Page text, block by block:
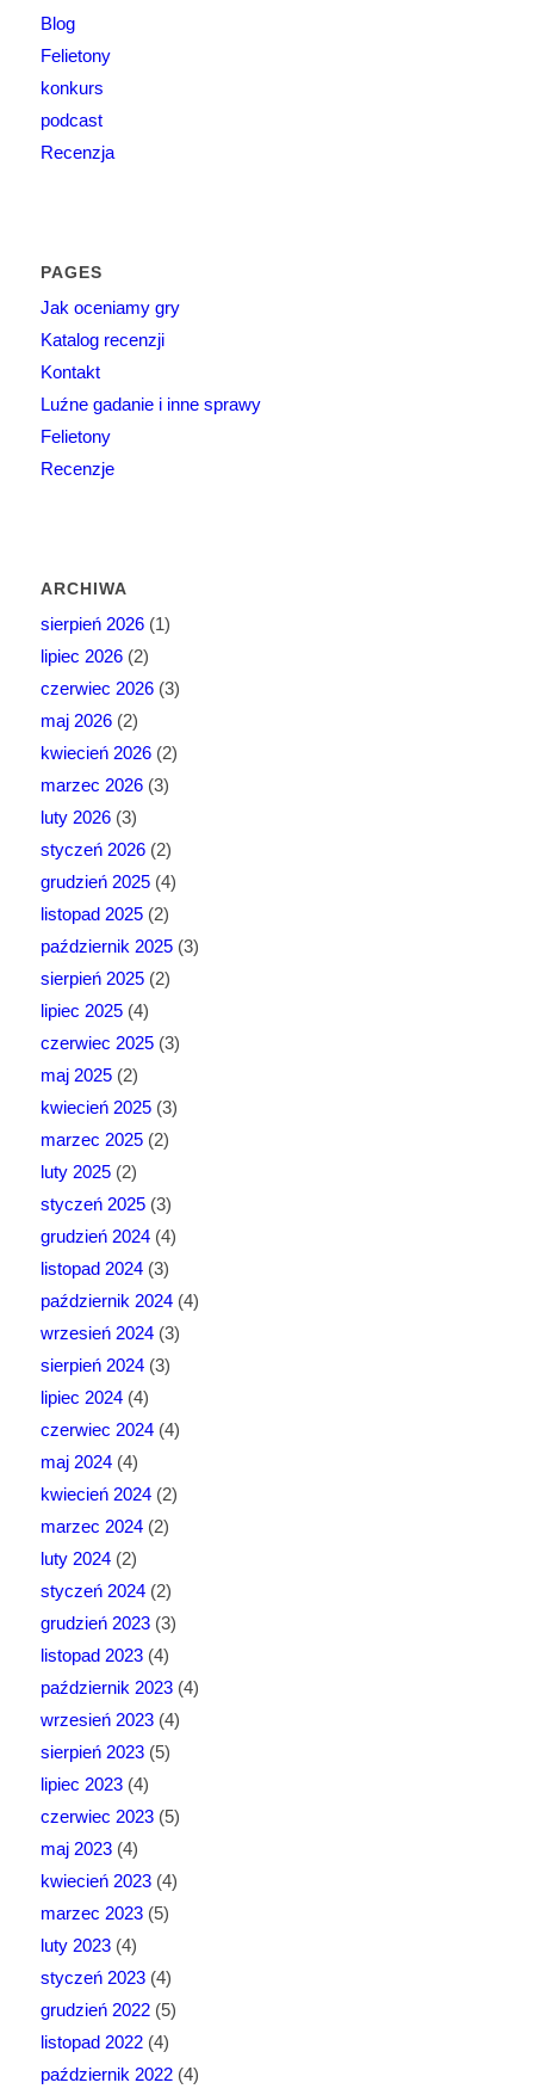
Blog
Felietony
konkurs
podcast
Recenzja
PAGES
Jak oceniamy gry
Katalog recenzji
Kontakt
Luźne gadanie i inne sprawy
Felietony
Recenzje
ARCHIWA
sierpień 2026(1)
lipiec 2026(2)
czerwiec 2026(3)
maj 2026(2)
kwiecień 2026(2)
marzec 2026(3)
luty 2026(3)
styczeń 2026(2)
grudzień 2025(4)
listopad 2025(2)
październik 2025(3)
sierpień 2025(2)
lipiec 2025(4)
czerwiec 2025(3)
maj 2025(2)
kwiecień 2025(3)
marzec 2025(2)
luty 2025(2)
styczeń 2025(3)
grudzień 2024(4)
listopad 2024(3)
październik 2024(4)
wrzesień 2024(3)
sierpień 2024(3)
lipiec 2024(4)
czerwiec 2024(4)
maj 2024(4)
kwiecień 2024(2)
marzec 2024(2)
luty 2024(2)
styczeń 2024(2)
grudzień 2023(3)
listopad 2023(4)
październik 2023(4)
wrzesień 2023(4)
sierpień 2023(5)
lipiec 2023(4)
czerwiec 2023(5)
maj 2023(4)
kwiecień 2023(4)
marzec 2023(5)
luty 2023(4)
styczeń 2023(4)
grudzień 2022(5)
listopad 2022(4)
październik 2022(4)